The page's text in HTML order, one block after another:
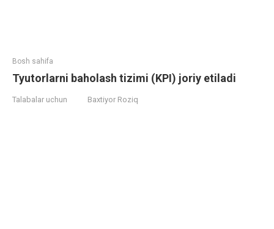
Bosh sahifa
Tyutorlarni baholash tizimi (KPI) joriy etiladi
Talabalar uchun Baxtiyor Roziq